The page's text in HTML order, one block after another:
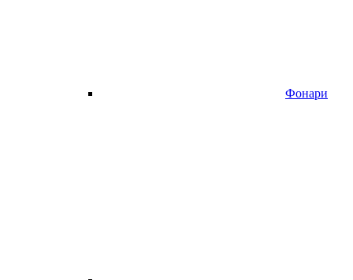
Фонари